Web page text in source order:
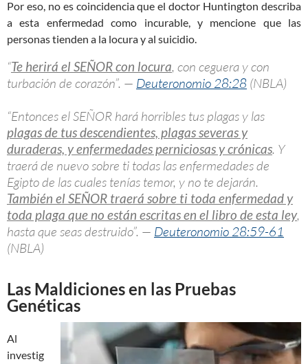
Por eso, no es coincidencia que el doctor Huntington describa
a esta enfermedad como incurable, y mencione que las
personas tienden a la locura y al suicidio.
“Te herirá el SEÑOR con locura, con ceguera y con
turbación de corazón”. — Deuteronomio 28:28 (NBLA)
“Entonces el SEÑOR hará horribles tus plagas y las
plagas de tus descendientes, plagas severas y
duraderas, y enfermedades perniciosas y crónicas. Y
traerá de nuevo sobre ti todas las enfermedades de
Egipto de las cuales tenías temor, y no te dejarán.
También el SEÑOR traerá sobre ti toda enfermedad y
toda plaga que no están escritas en el libro de esta ley,
hasta que seas destruido”. — Deuteronomio 28:59-61
(NBLA)
Las Maldiciones en las Pruebas
Genéticas
Al
investig